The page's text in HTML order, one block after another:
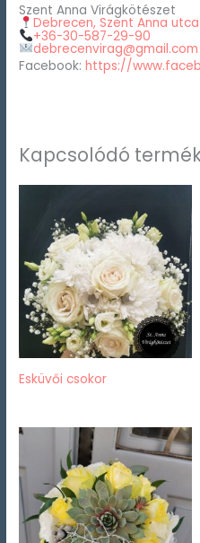
Szent Anna Virágkötészet
Debrecen, Szent Anna utca
+36-30-587-29-90
debrecenvirag@gmail.com
Facebook:https://
Kapcsolódó
Esküvői csokor